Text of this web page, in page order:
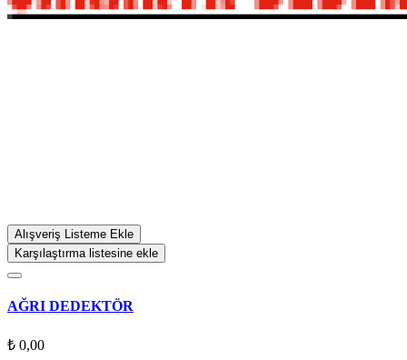
Alışveriş Listeme Ekle
Karşılaştırma listesine ekle
AĞRI DEDEKTÖR
₺ 0,00